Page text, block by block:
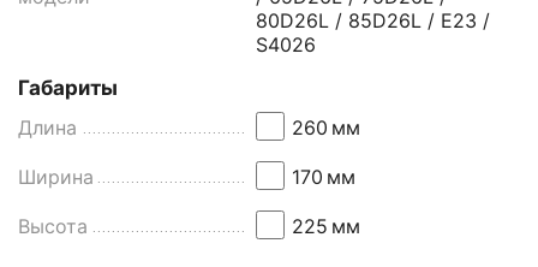
80D26L / 85D26L / E23 /
S4026
Габариты
Длина
260 мм
Ширина 170 мм
Высота 225 мм